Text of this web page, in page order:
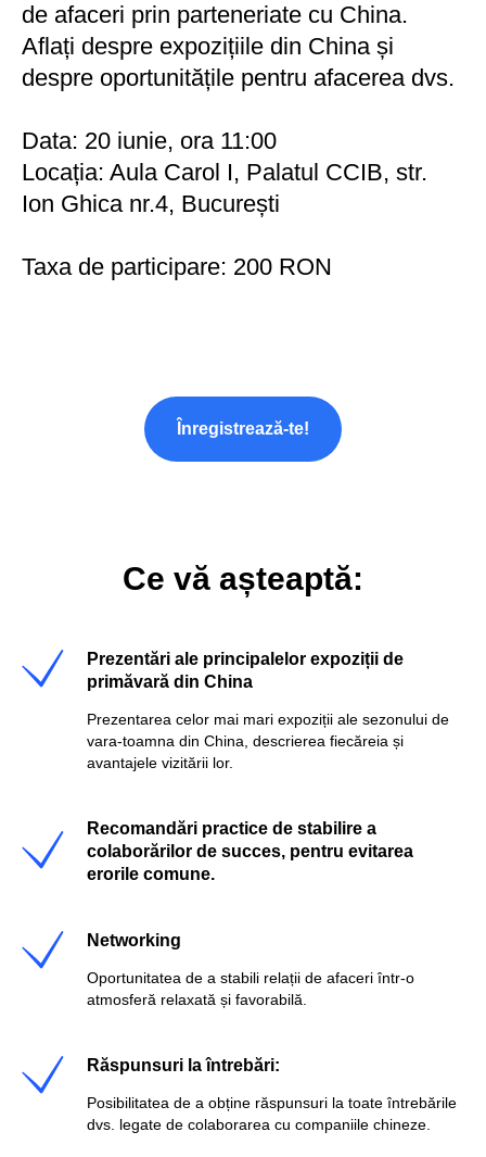
de afaceri prin parteneriate cu China.
Aflați despre expozițiile din China și
despre oportunitățile pentru afacerea dvs.
Data: 20 iunie, ora 11:00
Locația: Aula Carol I, Palatul CCIB, str.
Ion Ghica nr.4, București
Taxa de participare: 200 RON
Înregistrează-te!
Ce vă așteaptă:
Prezentări ale principalelor expoziții de
primăvară din China
Prezentarea celor mai mari expoziții ale sezonului de
vara-toamna din China, descrierea fiecăreia și
avantajele vizitării lor.
Recomandări practice de stabilire a
colaborărilor de succes, pentru evitarea
erorile comune.
Networking
Oportunitatea de a stabili relații de afaceri într-o
atmosferă relaxată și favorabilă.
Răspunsuri la întrebări:
Posibilitatea de a obține răspunsuri la toate întrebările
dvs. legate de colaborarea cu companiile chineze.